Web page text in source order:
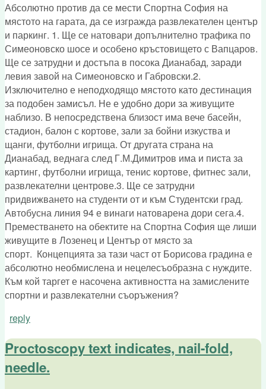
Абсолютно против да се мести Спортна София на
мястото на гарата, да се изгражда развлекателен център
и паркинг. 1. Ще се натовари допълнително трафика по
Симеоновско шосе и особено кръстовището с Вапцаров.
Ще се затрудни и достъпа в посока Дианабад, заради
левия завой на Симеоновско и Габровски.2.
Изключително е неподходящо мястото като дестинация
за подобен замисъл. Не е удобно дори за живущите
наблизо. В непосредствена близост има вече басейн,
стадион, балон с кортове, зали за бойни изкуства и
щанги, футболни игрища. От другата страна на
Дианабад, веднага след Г.М.Димитров има и писта за
картинг, футболни игрища, тенис кортове, фитнес зали,
развлекателни центрове.3. Ще се затрудни
придвижването на студенти от и към Студентски град.
Автобусна линия 94 е винаги натоварена дори сега.4.
Преместването на обектите на Спортна София ще лиши
живущите в Лозенец и Център от място за
спорт. Концепцията за тази част от Борисова градина е
абсолютно необмислена и нецелесъобразна с нуждите.
Към кой таргет е насочена активността на замислените
спортни и развлекателни съоръжения?
reply
Proctoscopy text indicates, nail-fold,
needle.